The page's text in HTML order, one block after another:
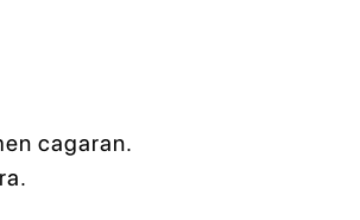
cagaran.